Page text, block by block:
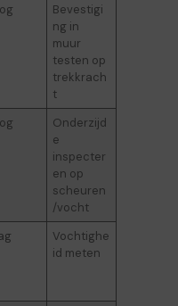
Bevestigi
ng in
muur
testen op
trekkrach
t
Onderzijd
e
inspecter
en op
scheuren
/vocht
Vochtighe
id meten